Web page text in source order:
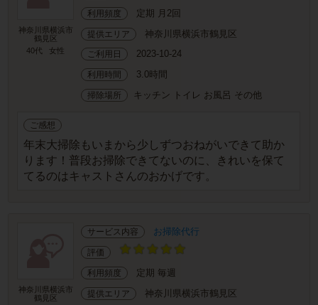
神奈川県横浜市
鶴見区
40代
女性
利用頻度 定期 月2回
提供エリア 神奈川県横浜市鶴見区
ご利用日 2023-10-24
利用時間 3.0時間
掃除場所 キッチン トイレ お風呂 その他
ご感想
年末大掃除もいまから少しずつおねがいできて助か
ります！普段お掃除できてないのに、きれいを保て
てるのはキャストさんのおかげです。
神奈川県横浜市
鶴見区
サービス内容 お掃除代行
評価
利用頻度 定期 毎週
提供エリア 神奈川県横浜市鶴見区